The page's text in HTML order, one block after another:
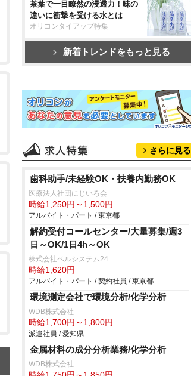
茶葉で一目瞭然の浸透力！味の
違いに衝撃を受ける水とは
オリコンタイアップ特集
新着トレンドをもっと見る
さらに見る
歯科助手/未経験OK・扶養内勤務OK
医療法人社団にじいろ会
時給1,250円～1,500円
アルバイト・パート / 東京都
解約受付コールセンター/大量募集/週3
日～OK/1日4h～OK
株式会社ベルシステム24
時給1,620円
アルバイト・パート / 契約社員 / 東京都
環境測定会社で環境分析/化学分析
WDB株式会社
時給1,700円～1,800円
派遣社員 / 愛知県
金属材料の成分分析業務/化学分析
WDB株式会社